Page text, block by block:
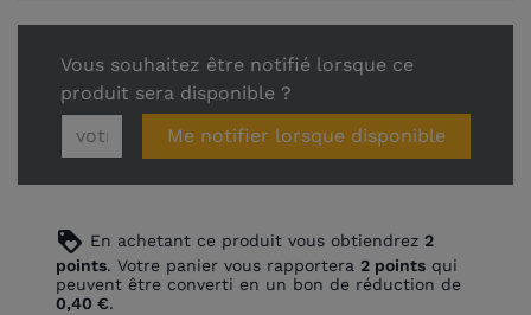
Vous souhaitez être notifié lorsque ce
produit sera disponible ?
Me notifier lorsque disponible
loyalty En achetant ce produit vous obtiendrez 2
points. Votre panier vous rapportera 2 points qui
peuvent être converti en un bon de réduction de
0,40 €.